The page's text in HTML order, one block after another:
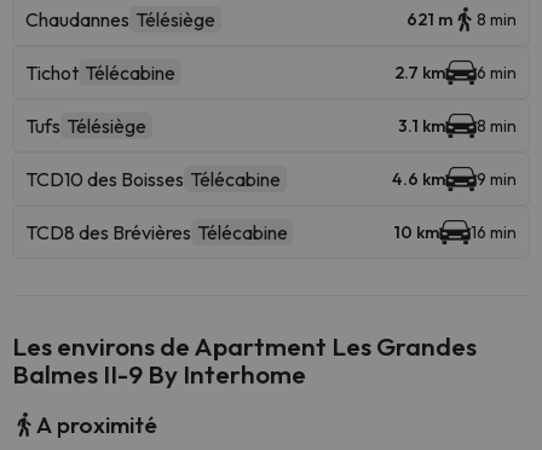
Chaudannes Télésiège 621 m 8 min
Tichot Télécabine 2.7 km 6 min
Tufs Télésiège 3.1 km 8 min
TCD10 des Boisses Télécabine 4.6 km 9 min
TCD8 des Brévières Télécabine 10 km 16 min
Les environs de Apartment Les Grandes
Balmes II-9 By Interhome
A proximité